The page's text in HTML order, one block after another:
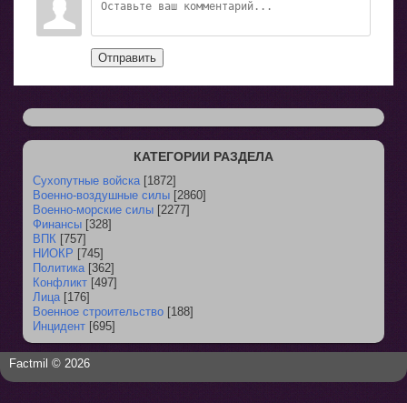
Отправить
КАТЕГОРИИ РАЗДЕЛА
Сухопутные войска [1872]
Военно-воздушные силы [2860]
Военно-морские силы [2277]
Финансы [328]
ВПК [757]
НИОКР [745]
Политика [362]
Конфликт [497]
Лица [176]
Военное строительство [188]
Инцидент [695]
Factmil © 2026